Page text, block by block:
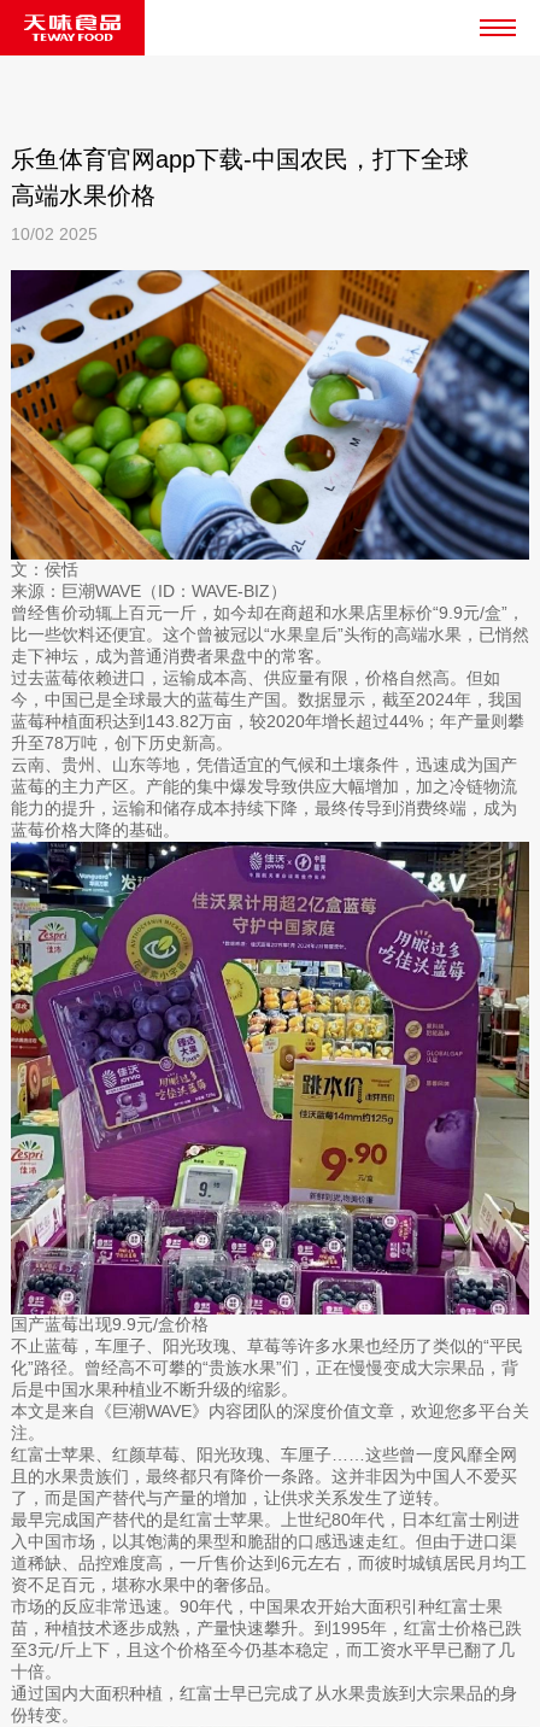
乐鱼体育官网app下载-中国农民，打下全球
高端水果价格
10/02 2025
文：侯恬
来源：巨潮WAVE（ID：WAVE-BIZ）
曾经售价动辄上百元一斤，如今却在商超和水果店里标价“9.9元/盒”，
比一些饮料还便宜。这个曾被冠以“水果皇后”头衔的高端水果，已悄然
走下神坛，成为普通消费者果盘中的常客。
过去蓝莓依赖进口，运输成本高、供应量有限，价格自然高。但如
今，中国已是全球最大的蓝莓生产国。数据显示，截至2024年，我国
蓝莓种植面积达到143.82万亩，较2020年增长超过44%；年产量则攀
升至78万吨，创下历史新高。
云南、贵州、山东等地，凭借适宜的气候和土壤条件，迅速成为国产
蓝莓的主力产区。产能的集中爆发导致供应大幅增加，加之冷链物流
能力的提升，运输和储存成本持续下降，最终传导到消费终端，成为
蓝莓价格大降的基础。
国产蓝莓出现9.9元/盒价格
不止蓝莓，车厘子、阳光玫瑰、草莓等许多水果也经历了类似的“平民
化”路径。曾经高不可攀的“贵族水果”们，正在慢慢变成大宗果品，背
后是中国水果种植业不断升级的缩影。
本文是来自《巨潮WAVE》内容团队的深度价值文章，欢迎您多平台关
注。
红富士苹果、红颜草莓、阳光玫瑰、车厘子……这些曾一度风靡全网
且的水果贵族们，最终都只有降价一条路。这并非因为中国人不爱买
了，而是国产替代与产量的增加，让供求关系发生了逆转。
最早完成国产替代的是红富士苹果。上世纪80年代，日本红富士刚进
入中国市场，以其饱满的果型和脆甜的口感迅速走红。但由于进口渠
道稀缺、品控难度高，一斤售价达到6元左右，而彼时城镇居民月均工
资不足百元，堪称水果中的奢侈品。
市场的反应非常迅速。90年代，中国果农开始大面积引种红富士果
苗，种植技术逐步成熟，产量快速攀升。到1995年，红富士价格已跌
至3元/斤上下，且这个价格至今仍基本稳定，而工资水平早已翻了几
十倍。
通过国内大面积种植，红富士早已完成了从水果贵族到大宗果品的身
份转变。